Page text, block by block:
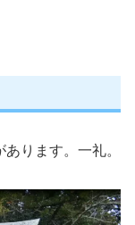
ります。一礼。